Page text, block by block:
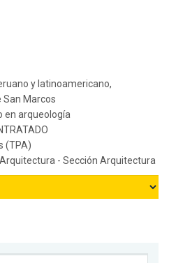
y latinoamericano,
San Marcos
en arqueología
(TPA)
- Sección Arquitectura